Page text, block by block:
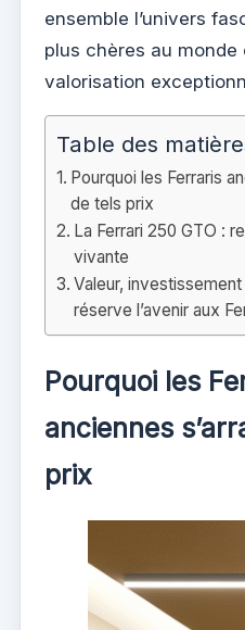
ensemble l’univers
plus chères au
valorisation
Table des
Pourquoi les Ferraris
de tels prix
La Ferrari 250 GTO :
vivante
Valeur,
réserve l’avenir aux
Pourquoi les
anciennes
prix